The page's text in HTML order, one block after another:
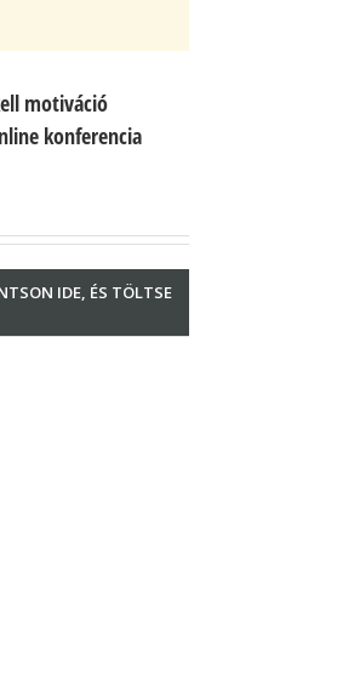
motiváció
konferencia
IDE, ÉS TÖLTSE